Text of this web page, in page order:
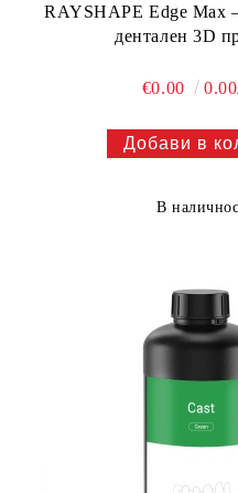
RAYSHAPE Edge Max
дентален 3D
€0.00
В